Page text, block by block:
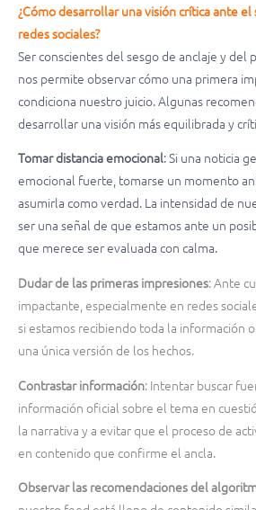
¿Cómo desarrollar una visión crítica ante
redes sociales?
Ser conscientes del sesgo de anclaje y del
nos permite observar cómo una primera
condiciona nuestro juicio. Algunas
desarrollar una visión más equilibrada y
Tomar distancia emocional: Si una noticia
emocional fuerte, tomarse un momento
asumirla como verdad. La intensidad de
ser una señal de que estamos ante un
que merece ser evaluada con calma.
Dudar de las primeras impresiones: Ante
impactante, especialmente en redes
si estamos recibiendo toda la información
una única versión de los hechos.
Contrastar información: Intentar buscar
información oficial sobre el tema en
la narrativa y a evitar que el proceso de
en contenido que confirme el ancla.
Observar las recomendaciones del